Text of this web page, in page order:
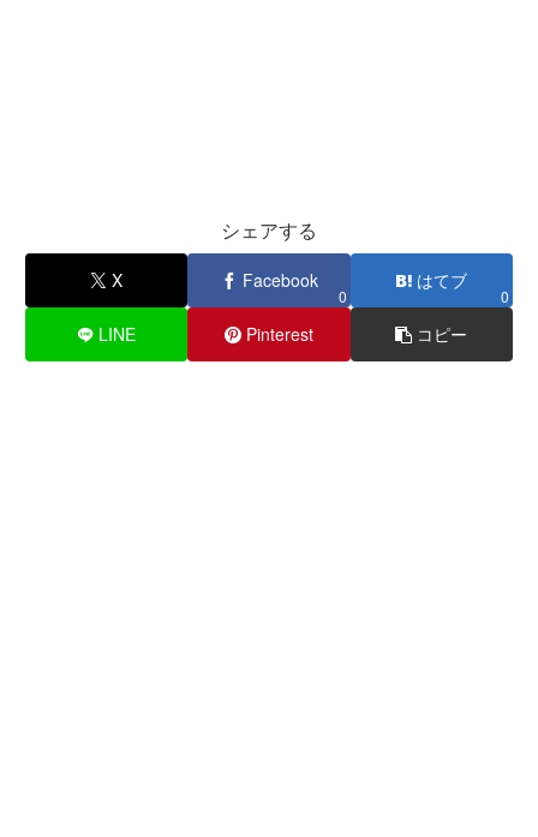
シェアする
X Facebook
0
はてブ
0
LINE Pinterest コピー